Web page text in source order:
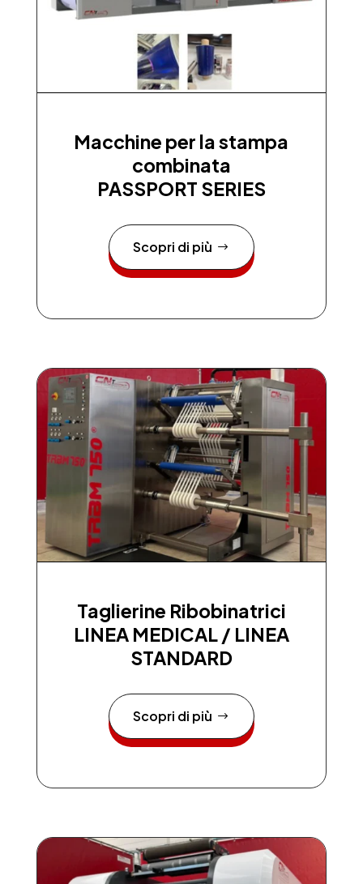
Macchine per la stampa
combinata
PASSPORT SERIES
Scopri di più
Taglierine Ribobinatrici
LINEA MEDICAL / LINEA
STANDARD
Scopri di più